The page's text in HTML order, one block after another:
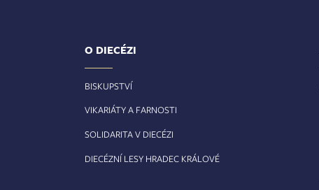
O DIECÉZI
BISKUPSTVÍ
VIKARIÁTY A FARNOSTI
SOLIDARITA V DIECÉZI
DIECÉZNÍ LESY HRADEC KRÁLOVÉ